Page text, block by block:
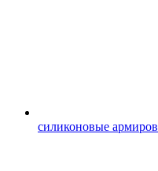
силиконовые